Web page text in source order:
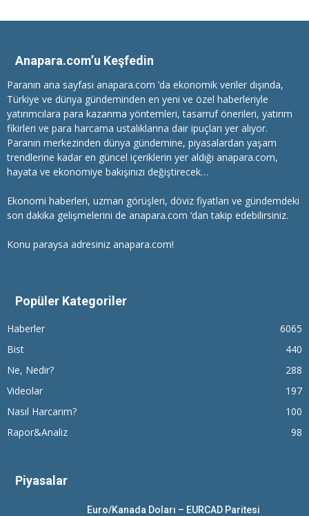
Anapara.com’u Keşfedin
Paranın ana sayfası anapara.com ’da ekonomik veriler dışında,
Türkiye ve dünya gündeminden en yeni ve özel haberleriyle
yatırımcılara para kazanma yöntemleri, tasarruf önerileri, yatırım
fikirleri ve para harcama ustalıklarına dair ipuçları yer alıyor.
Paranın merkezinden dünya gündemine, piyasalardan yaşam
trendlerine kadar en güncel içeriklerin yer aldığı anapara.com,
hayata ve ekonomiye bakışınızı değiştirecek…
Ekonomi haberleri, uzman görüşleri, döviz fiyatları ve gündemdeki
son dakika gelişmelerini de anapara.com ‘dan takip edebilirsiniz.
Konu paraysa adresiniz anapara.com!
Popüler Kategoriler
Haberler
6065
Bist
440
Ne, Nedir?
288
Videolar
197
Nasıl Harcarım?
100
Rapor&Analiz
98
Piyasalar
Euro/Kanada Doları – EURCAD Paritesi